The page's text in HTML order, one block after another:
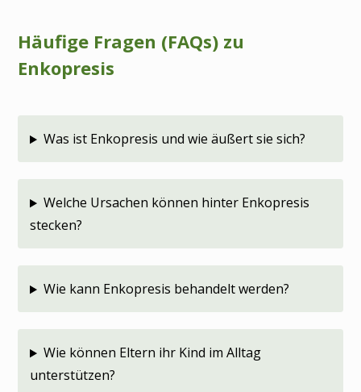
Häufige Fragen (FAQs) zu
Enkopresis
Was ist Enkopresis und wie äußert sie sich?
Welche Ursachen können hinter Enkopresis
stecken?
Wie kann Enkopresis behandelt werden?
Wie können Eltern ihr Kind im Alltag
unterstützen?